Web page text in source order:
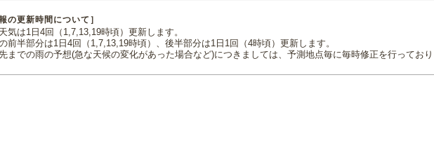
の更新時間について］
気は1日4回（1,7,13,19時頃）更新します。
前半部分は1日4回（1,7,13,19時頃）、後半部分は1日1回（4時頃）更新します。
までの雨の予想(急な天候の変化があった場合など)につきましては、予測地点毎に毎時修正を行っており